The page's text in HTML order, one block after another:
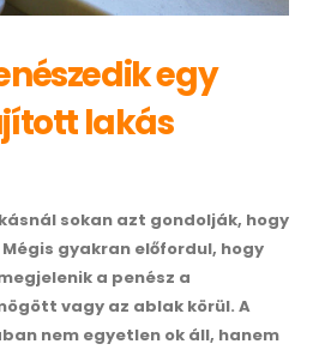
egy
lakás
sokan azt gondolják, hogy
gyakran előfordul, hogy
a penész a
vagy az ablak körül. A
nem egyetlen ok áll, hanem